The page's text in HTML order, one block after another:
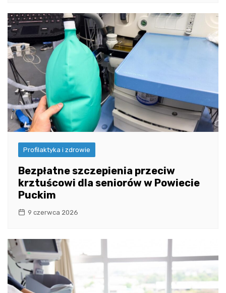
Profilaktyka i zdrowie
Bezpłatne szczepienia przeciw
krztuścowi dla seniorów w Powiecie
Puckim
9 czerwca 2026